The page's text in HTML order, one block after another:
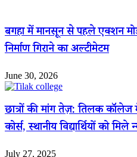
बगहा में मानसून से पहले एक्शन
निर्माण गिराने का अल्टीमेटम
June 30, 2026
छात्रों की मांग तेज़: तिलक
कोर्स, स्थानीय विद्यार्थियों को
July 27, 2025